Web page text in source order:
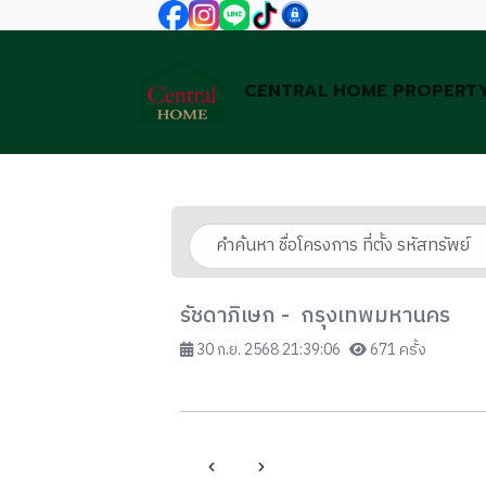
CENTRAL HOME
รัชดาภิเษก - กรุงเทพมหานคร
30 ก.ย. 2568 21:39:06 671 ครั้ง